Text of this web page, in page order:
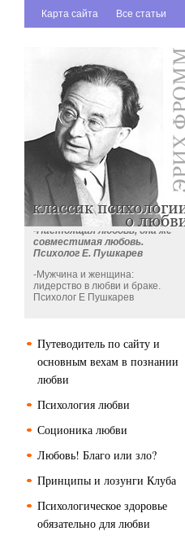
Карта сайта Все статьи
-Сексуальные предпочтения
психотипов
-Типы половой конституции.
-Настоящая любовь, она же
совместимая любовь.
Психолог Е. Пушкарев
-Мужчина и женщина:
лидерство в любви и браке.
Психолог Е Пушкарев
-Позы в сексе с точки зрения...
психологии
любви» З.Рубина. Писхолог Е.
-Я не могу любить, просто не
-Сексуальная совместимость
соционических психотипов. А.
Букалов, А. Бойко
Путеводитель по сайту и
основным вехам в познании
любви
Психология любви
Соционика любви
Любовь! Благо или зло?
Принципы и лозунги Клуба
Психологическое здоровье
обязательно для любви